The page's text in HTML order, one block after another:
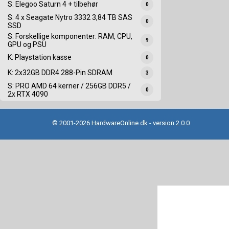
S: Elegoo Saturn 4 + tilbehør 0
S: 4 x Seagate Nytro 3332 3,84 TB SAS
SSD
0
S: Forskellige komponenter: RAM, CPU,
GPU og PSU
9
K: Playstation kasse 0
K: 2x32GB DDR4 288-Pin SDRAM 3
S: PRO AMD 64 kerner / 256GB DDR5 /
2x RTX 4090
0
© 2001-2026 HardwareOnline.dk - version 2.0.0